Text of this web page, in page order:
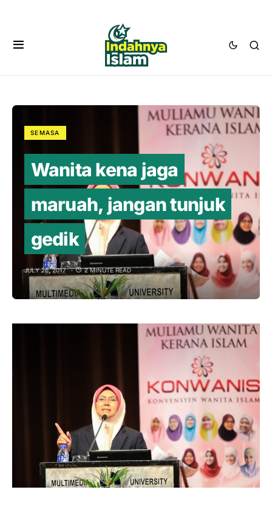
SEMASA
Wanita kena jaga
maruah, jangan tunjuk
gedik
JULY 26, 2017 2 MINUTE READ